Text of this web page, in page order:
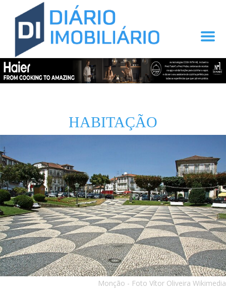
HABITAÇÃO
Monção - Foto Vítor Oliveira Wikimedia